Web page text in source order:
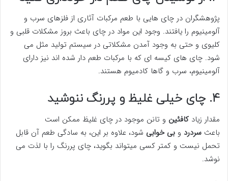
پژوهشگران در چای هایی با طعم مرکبات آثاری از فلزهای سرب و
آلومینیوم را یافتند. وجود این مواد در چای باعث بروز مشکلات قلبی و
کلیوی و حتی به وجود آمدن مشکلاتی در سیستم تولید مثل می
شود. چای های کیسه ای که با مرکبات طعم دار شده اند نیز دارای
آلومینیوم، سرب و گاها کادمیوم هستند.
4. چای خیلی غلیظ و پررنگ ننوشید
مقدار زیاد کافئین و تانن موجود در چای غلیظ ممکن است
باعث سردرد و بی خوابی شود، علاوه بر این، به سادگی طعم آن قابل
تحمل نیست و کمتر کسی میتواند بگوید، چای پررنگ را با لذت می
نوشد.